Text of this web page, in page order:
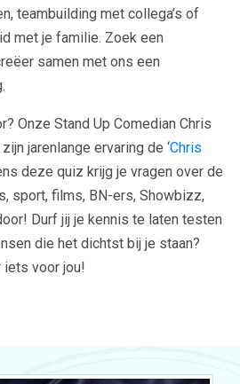
teambuilding met collega’s of
met je familie. Zoek een
samen met ons een
Onze Stand Up Comedian Chris
jarenlange ervaring de ‘Chris
deze quiz krijg je vragen over de
sport, films, BN-ers, Showbizz,
Durf jij je kennis te laten testen
die het dichtst bij je staan?
iets voor jou!